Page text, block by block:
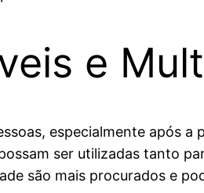
e
especialmente após
ser utilizadas tanto
são mais procurados e